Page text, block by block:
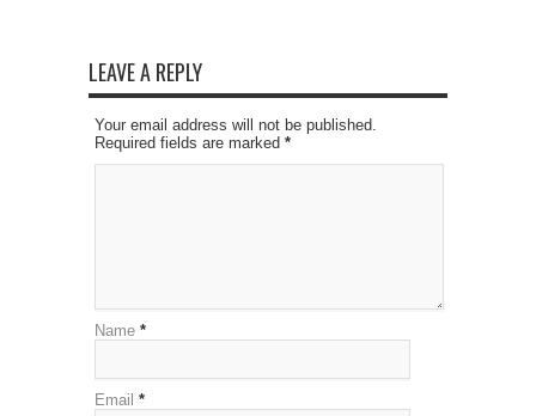
LEAVE A REPLY
Your email address will not be published.
Required fields are marked *
Name *
Email *